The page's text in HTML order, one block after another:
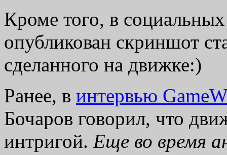
Кроме того, в
опубликован скриншот
сделанного на движке:)
Ранее, в интервью
Бочаров говорил, что
интригой. Еще во время